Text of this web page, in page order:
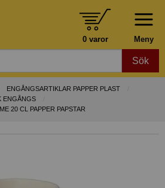
Meny
0 varor
Sök
ENGÅNGSARTIKLAR PAPPER PLAST
ENGÅNGS
20 CL PAPPER PAPSTAR